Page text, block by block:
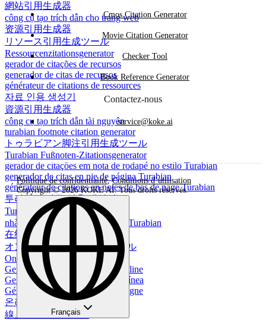
網站引用生成器
công cụ tạo trích dẫn cho trang web
资源引用生成器
リソース引用生成ツール
Ressourcenzitationsgenerator
gerador de citações de recursos
generador de citas de recursos
générateur de citations de ressources
자료 인용 생성기
資源引用生成器
công cụ tạo trích dẫn tài nguyên
turabian footnote citation generator
トゥラビアン脚注引用生成ツール
Turabian Fußnoten-Zitationsgenerator
gerador de citações em nota de rodapé no estilo Turabian
generador de citas en pie de página Turabian
générateur de citations en notes de bas de page Turabian
투라비안 각주 인용 생성기
Turabian 脚注引用生成器
nhà cung cấp trích dẫn chân chú Turabian
在线PDF引用生成器
オンラインPDF引用生成ツール
Online-PDF-Zitationsgenerator
Gerador de Citações em PDF Online
Generador de Citas en PDF en Línea
Générateur de citations PDF en ligne
온라인 PDF 인용 생성기
線上PDF引用生成器
Cmos Citation Generator
Movie Citation Generator
Checker Tool
Book Reference Generator
Contactez-nous
service@koke.ai
Politique de confidentialité,Conditions d’utilisation
Copyright © 2026 KOKE AI. Tous droits réservés.
Français